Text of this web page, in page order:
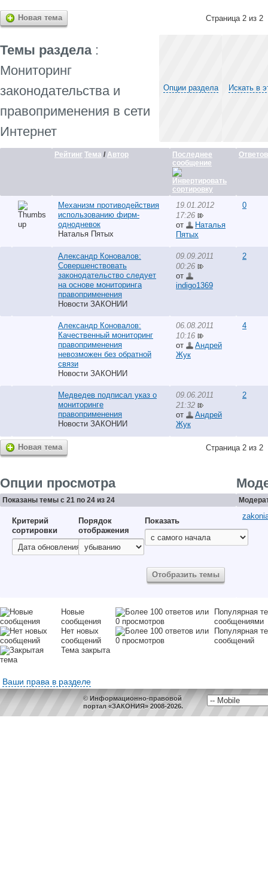
Новая тема Страница 2 из 2
Темы раздела:
Мониторинг
законодательства и
правоприменения в сети
Интернет
Опции раздела Искать в
Рейтинг Тема / Автор
Последнее
сообщение
Ответов
Механизм противодействия
использованию фирм-
однодневок
Наталья Пятых
19.01.2012
17:26
от
Наталья
Пятых
0
Александр Коновалов:
Совершенствовать
законодательство следует
на основе мониторинга
правоприменения
Новости ЗАКОНИИ
09.09.2011
00:26
от
indigo1369
2
Александр Коновалов:
Качественный мониторинг
правоприменения
невозможен без обратной
связи
Новости ЗАКОНИИ
06.08.2011
10:16
от
Андрей
Жук
4
Медведев подписал указ о
мониторинге
правоприменения
Новости ЗАКОНИИ
09.06.2011
21:32
от
Андрей
Жук
2
Новая тема Страница 2 из 2
Опции просмотра
Показаны темы с 21 по 24 из 24
Критерий
сортировки
Порядок
отображения
Показать
Новые
сообщения
Популярная
сообщениями
Нет новых
сообщений
Популярная
сообщений
Тема закрыта
Ваши права в разделе
© Информационно-правовой
портал «ЗАКОНИЯ» 2008-2026.